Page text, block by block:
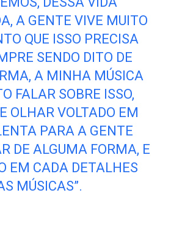
A GENTE VIVE MUITO
QUE ISSO PRECISA
SENDO DITO DE
A MINHA MÚSICA
FALAR SOBRE ISSO,
OLHAR VOLTADO EM
PARA A GENTE
DE ALGUMA FORMA, E
EM CADA DETALHES
MÚSICAS”.